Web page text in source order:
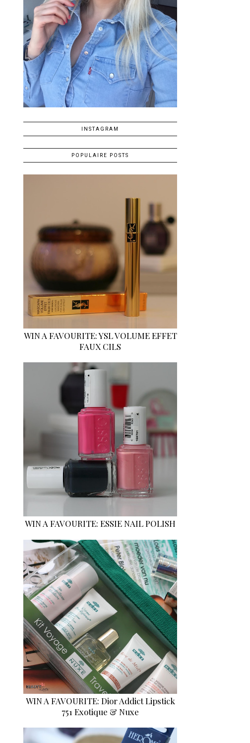
INSTAGRAM
POPULAIRE POSTS
WIN A FAVOURITE: YSL VOLUME EFFET
FAUX CILS
WIN A FAVOURITE: ESSIE NAIL POLISH
WIN A FAVOURITE: Dior Addict Lipstick
751 Exotique & Nuxe